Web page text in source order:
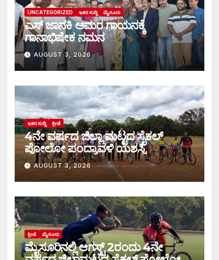
UNCATEGORIZED ಇತರ ಸುದ್ದಿ ಮೈಸೂರು
ಎಸ್ ಜಾನಕಿ ಅಮರ ಗಾಯನಕ್ಕೆ
ಗಾನಾಭಿಷೇಕ ನಮನ
AUGUST 3, 2026
ಇತರ ಸುದ್ದಿ ಕ್ರೀಡೆ
4ನೇ ವರ್ಷದ ಜಿಲ್ಲಾ ಮಟ್ಟದ ಸೈಕಲ್
ಪೋಲೋ ಪಂದ್ಯಾವಳಿ ಯಶಸ್ವಿ
AUGUST 3, 2026
ಕ್ರೀಡೆ ಮೈಸೂರು
ಮೈಸೂರಿನಲ್ಲಿ ಆಗಸ್ಟ್‌ 2ರಂದು 4ನೇ